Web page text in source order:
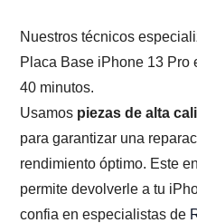
Nuestros técnicos
Placa Base iPhone 13 Pro
40 minutos.
Usamos piezas de alta
para garantizar una
rendimiento óptimo. Este
permite devolverle a tu
confia en especialistas de